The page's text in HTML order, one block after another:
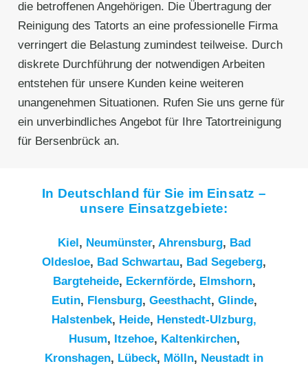
die betroffenen Angehörigen. Die Übertragung der
Reinigung des Tatorts an eine professionelle Firma
verringert die Belastung zumindest teilweise. Durch
diskrete Durchführung der notwendigen Arbeiten
entstehen für unsere Kunden keine weiteren
unangenehmen Situationen. Rufen Sie uns gerne für
ein unverbindliches Angebot für Ihre Tatortreinigung
für Bersenbrück an.
In Deutschland für Sie im Einsatz –
unsere Einsatzgebiete:
Kiel, Neumünster, Ahrensburg, Bad
Oldesloe, Bad Schwartau, Bad Segeberg,
Bargteheide, Eckernförde, Elmshorn,
Eutin, Flensburg, Geesthacht, Glinde,
Halstenbek, Heide, Henstedt-Ulzburg,
Husum, Itzehoe, Kaltenkirchen,
Kronshagen, Lübeck, Mölln, Neustadt in